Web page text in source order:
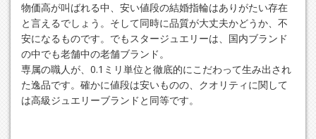
物価高が叫ばれる中、安い値段の結婚指輪はありがたい存在
と言えるでしょう。そして同時に品質が大丈夫かどうか、不
安になるものです。でもスタージュエリーは、国内ブランド
の中でも老舗中の老舗ブランド。
専属の職人が、0.1ミリ単位と徹底的にこだわって生み出され
た逸品です。確かに値段は安いものの、クオリティに関して
は高級ジュエリーブランドと同等です。